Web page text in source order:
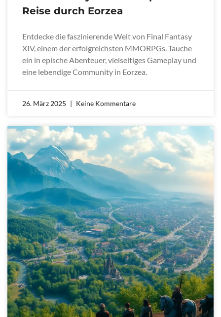
Reise durch Eorzea
Entdecke die faszinierende Welt von Final Fantasy
XIV, einem der erfolgreichsten MMORPGs. Tauche
ein in epische Abenteuer, vielseitiges Gameplay und
eine lebendige Community in Eorzea.
26. März 2025 Keine Kommentare